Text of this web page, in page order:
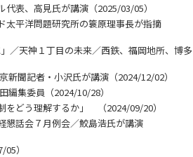
表、高見氏が講演（2025/03/05）
平洋問題研究所の簑原理事長が指摘
天神１丁目の未来／西鉄、福岡地所、博多
聞記者・小沢氏が講演（2024/12/02）
集委員（2024/10/28）
どう理解するか」 （2024/09/20）
話会７月例会／鮫島浩氏が講演
）